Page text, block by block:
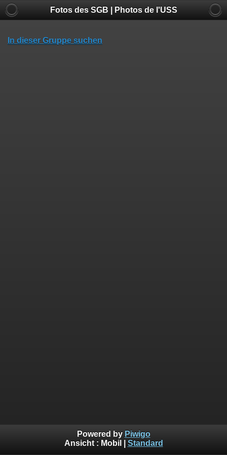
Fotos des SGB | Photos de l'USS
In dieser Gruppe suchen
Powered by Piwigo
Ansicht : Mobil Standard